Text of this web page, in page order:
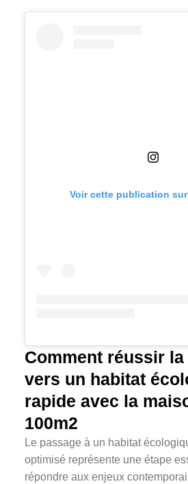
Voir cette publication
Comment réussir
vers un habitat
rapide avec la
100m2
Le passage à un habitat
optimisé représente une étape
répondre aux enjeux